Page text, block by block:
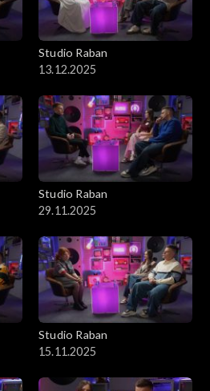
Studio Raban
13.12.2025
Studio Raban
29.11.2025
Studio Raban
15.11.2025